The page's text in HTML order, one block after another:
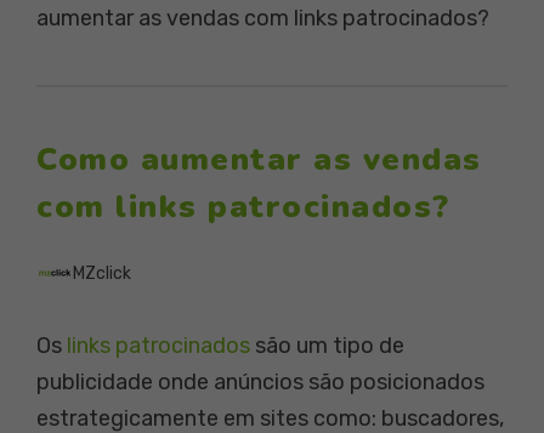
aumentar as vendas com links patrocinados?
Como aumentar as vendas
com links patrocinados?
MZclick
Os links patrocinados são um tipo de
publicidade onde anúncios são posicionados
estrategicamente em sites como: buscadores,